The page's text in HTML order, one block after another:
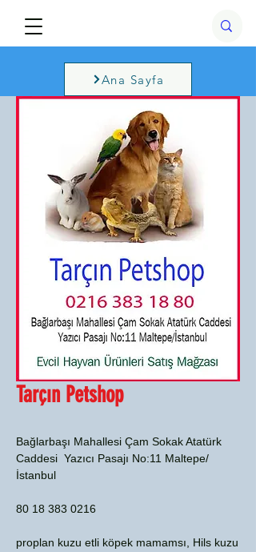
Ana Sayfa
Tarçın Petshop
Bağlarbaşı Mahallesi Çam Sokak Atatürk
Caddesi Yazıcı Pasajı No:11 Maltepe/
İstanbul
0216 383 18 80
proplan kuzu etli köpek mamamsı, Hils kuzu